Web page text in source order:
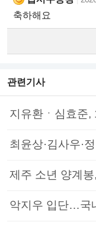
축하해요
관련기사
지유환ㆍ심효준,
최윤상·김사우·
제주 소년 양계
악지우 입단…국